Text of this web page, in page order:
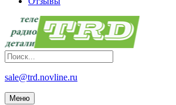
sale@trd.novline.ru
Меню